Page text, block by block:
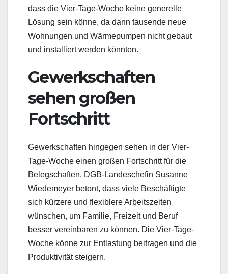
dass die Vier-Tage-Woche keine generelle
Lösung sein könne, da dann tausende neue
Wohnungen und Wärmepumpen nicht gebaut
und installiert werden könnten.
Gewerkschaften
sehen großen
Fortschritt
Gewerkschaften hingegen sehen in der Vier-
Tage-Woche einen großen Fortschritt für die
Belegschaften. DGB-Landeschefin Susanne
Wiedemeyer betont, dass viele Beschäftigte
sich kürzere und flexiblere Arbeitszeiten
wünschen, um Familie, Freizeit und Beruf
besser vereinbaren zu können. Die Vier-Tage-
Woche könne zur Entlastung beitragen und die
Produktivität steigern.